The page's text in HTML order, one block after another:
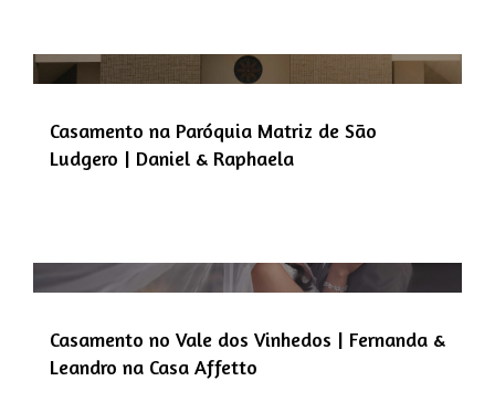
Casamento na Paróquia Matriz de São
Ludgero | Daniel & Raphaela
Casamento no Vale dos Vinhedos | Fernanda &
Leandro na Casa Affetto